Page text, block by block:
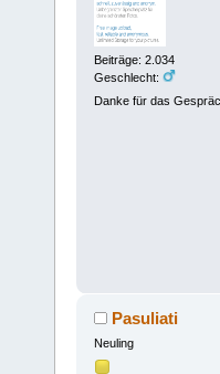
Beiträge: 2.034
Geschlecht:
Danke für das
Pasuliati
Neuling